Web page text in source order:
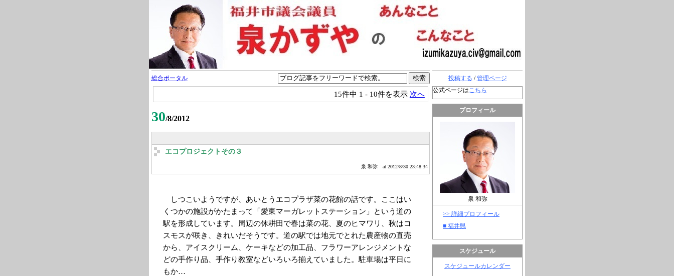
投稿する /管理ページ
公式ページはこちら
プロフィール
泉 和弥
>> 詳細プロフィール
■ 福井県
スケジュール
スケジュールカレンダー
総合ポータル
15件中 1 - 10件を表示 次へ
30/8/2012
エコプロジェクトその３
泉 和弥 at 2012/8/30 23:48:34
しつこいようですが、あいとうエコプラザ菜の花館の話です。ここはい
くつかの施設がかたまって「愛東マーガレットステーション」という道の
駅を形成しています。周辺の休耕田で春は菜の花、夏のヒマワリ、秋はコ
スモスが咲き、きれいだそうです。道の駅では地元でとれた農産物の直売
から、アイスクリーム、ケーキなどの加工品、フラワーアレンジメントな
どの手作り品、手作り教室などいろいろ揃えていました。駐車場は平日に
もか…